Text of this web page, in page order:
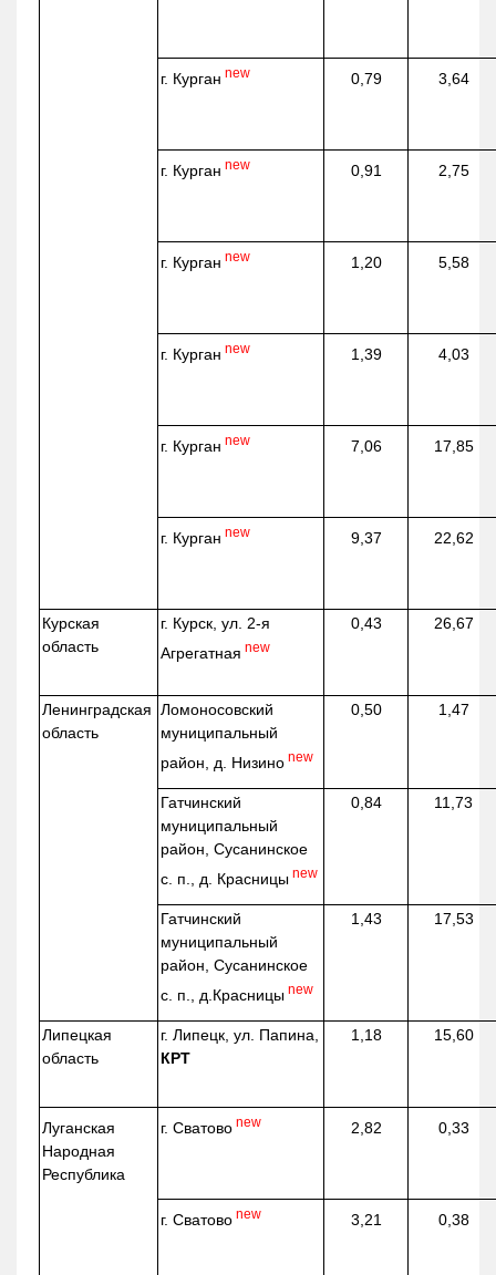
г. Курган new 0,79 3,64
г. Курган new 0,91 2,75
г. Курган new 1,20 5,58
г. Курган new 1,39 4,03
г. Курган new 7,06 17,85
г. Курган new 9,37 22,62
Курская
область
г. Курск, ул. 2-я
Агрегатная new
0,43 26,67
Ленинградская
область
Ломоносовский
муниципальный
район, д. Низино new
0,50 1,47
Гатчинский
муниципальный
район, Сусанинское
с. п., д. Красницы new
0,84 11,73
Гатчинский
муниципальный
район, Сусанинское
с. п., д.Красницы new
1,43 17,53
Липецкая
область
г. Липецк, ул. Папина,
КРТ
1,18 15,60
Луганская
Народная
Республика
г. Сватово new 2,82 0,33
г. Сватово new 3,21 0,38